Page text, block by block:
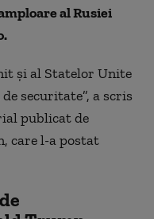
al Rusiei
şi al Statelor Unite
securitate”, a scris
publicat de
care l-a postat